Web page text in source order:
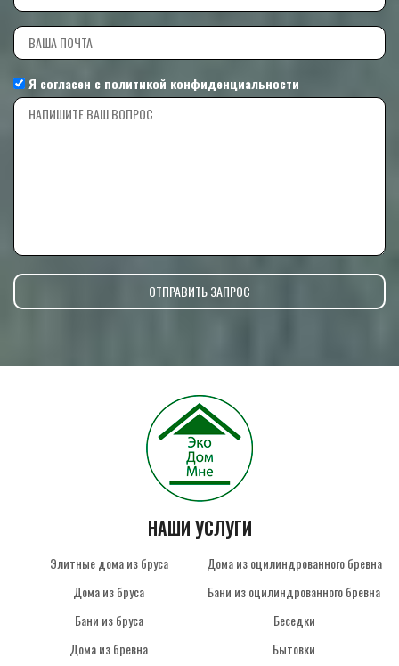
Я согласен с политикой конфиденциальности
НАШИ УСЛУГИ
Элитные дома из бруса
Дома из бруса
Бани из бруса
Дома из бревна
Дома из оцилиндрованного бревна
Бани из оцилиндрованного бревна
Беседки
Бытовки